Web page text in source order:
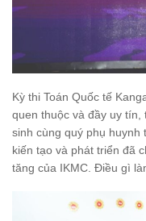
Kỳ thi Toán Quốc tế
quen thuộc và đầy uy
sinh cùng quý phụ huynh
kiến tạo và phát triển đã
tăng của IKMC. Điều gì